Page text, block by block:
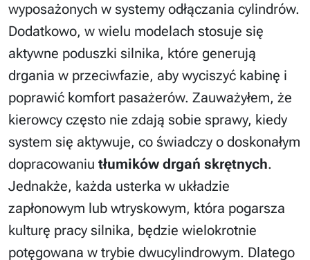
wyposażonych w systemy odłączania cylindrów.
Dodatkowo, w wielu modelach stosuje się
aktywne poduszki silnika, które generują
drgania w przeciwfazie, aby wyciszyć kabinę i
poprawić komfort pasażerów. Zauważyłem, że
kierowcy często nie zdają sobie sprawy, kiedy
system się aktywuje, co świadczy o doskonałym
dopracowaniu tłumików drgań skrętnych.
Jednakże, każda usterka w układzie
zapłonowym lub wtryskowym, która pogarsza
kulturę pracy silnika, będzie wielokrotnie
potęgowana w trybie dwucylindrowym. Dlatego